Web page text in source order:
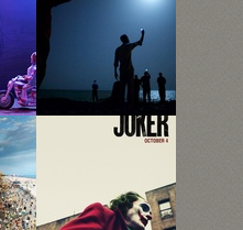
фотоконкурса
World Press
...